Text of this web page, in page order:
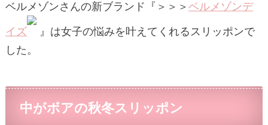
ベルメゾンさんの新ブランド『＞＞＞ ベルメゾンデ
イズ
』は女子の悩みを叶えてくれるスリッポンで
した。
中がボアの秋冬スリッポン